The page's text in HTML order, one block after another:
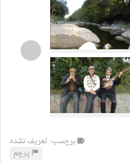
›
برچسب: تعریف نشده
پرچم